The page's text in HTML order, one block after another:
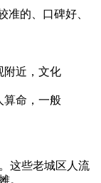
准的、口碑好、
附近，文化
算命，一般
这些老城区人流
。